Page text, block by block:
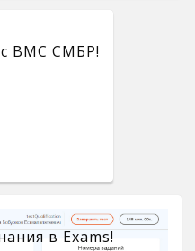
BMC СМБР!
в Exams!